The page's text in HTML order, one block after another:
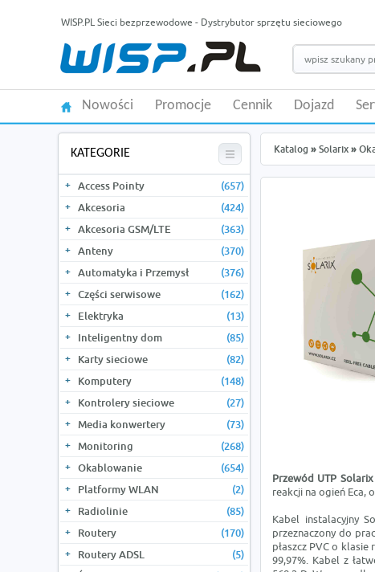
WISP.PL Sieci bezprzewodowe - Dystrybutor sprzętu sieciowego
Nowości Promocje Cennik Dojazd
KATEGORIE
Access Pointy
(657)
Akcesoria
(424)
Akcesoria GSM/LTE
(363)
Anteny
(370)
Automatyka i Przemysł
(376)
Części serwisowe
(162)
Elektryka
(13)
Inteligentny dom
(85)
Karty sieciowe
(82)
Komputery
(148)
Kontrolery sieciowe
(27)
Media konwertery
(73)
Monitoring
(268)
Okablowanie
(654)
Platformy WLAN
(2)
Radiolinie
(85)
Routery
(170)
Routery ADSL
(5)
Katalog » Solarix »
Przewód UTP Solarix
reakcji na ogień Eca,
Kabel instalacyjny
przeznaczony do
płaszcz PVC o
99,97%. Kabel z